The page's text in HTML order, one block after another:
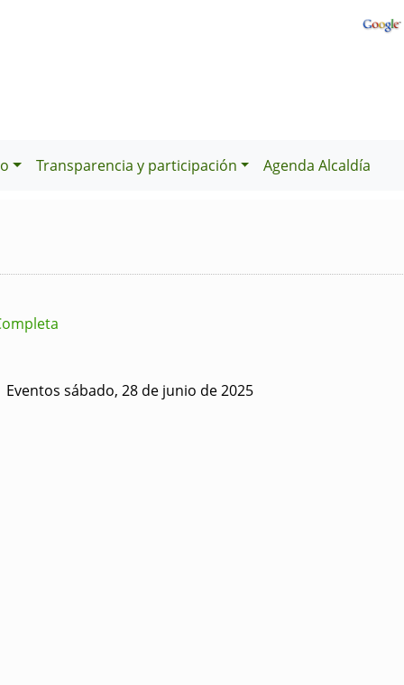
Transparencia y participación Agenda Alcaldía
Eventos sábado, 28 de junio de 2025